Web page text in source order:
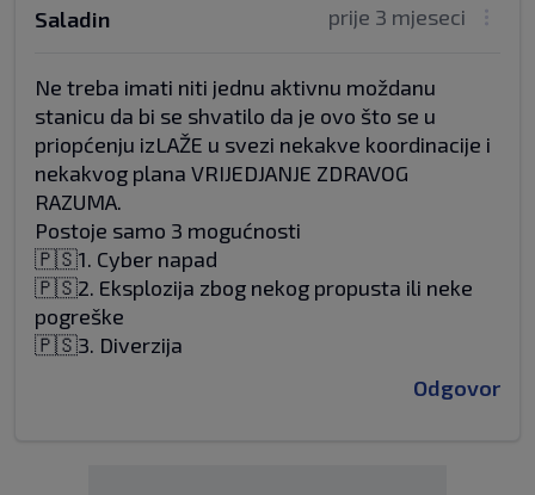
prije 3 mjeseci
Saladin
Ne treba imati niti jednu aktivnu moždanu
stanicu da bi se shvatilo da je ovo što se u
priopćenju izLAŽE u svezi nekakve koordinacije i
nekakvog plana VRIJEDJANJE ZDRAVOG
RAZUMA.
Postoje samo 3 mogućnosti
🇵🇸1. Cyber napad
🇵🇸2. Eksplozija zbog nekog propusta ili neke
pogreške
🇵🇸3. Diverzija
Odgovor